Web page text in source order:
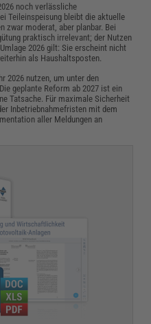
noch verlässliche
Teileinspeisung bleibt die aktuelle
zwar moderat, aber planbar. Bei
praktisch irrelevant; der Nutzen
2026 gilt: Sie erscheint nicht
als Haushaltsposten.
2026 nutzen, um unter den
geplante Reform ab 2027 ist ein
Tatsache. Für maximale Sicherheit
Inbetriebnahmefristen mit dem
aller Meldungen an